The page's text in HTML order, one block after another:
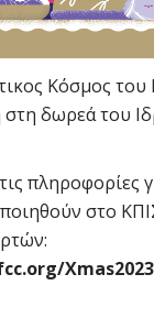
Κόσμος
δωρεά του
πληροφορίες
στο
Xmas2023